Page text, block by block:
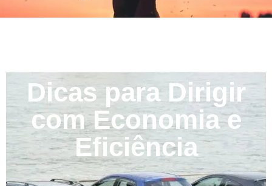
Dicas para Dirigir
com Economia e
Eficiência